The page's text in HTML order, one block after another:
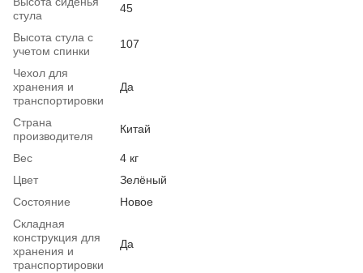
стула
45
Высота стула с
учетом спинки
107
Чехол для
хранения и
транспортировки
Да
Страна
производителя
Китай
Вес
4 кг
Цвет
Зелёный
Состояние
Новое
Складная
конструкция для
хранения и
транспортировки
Да